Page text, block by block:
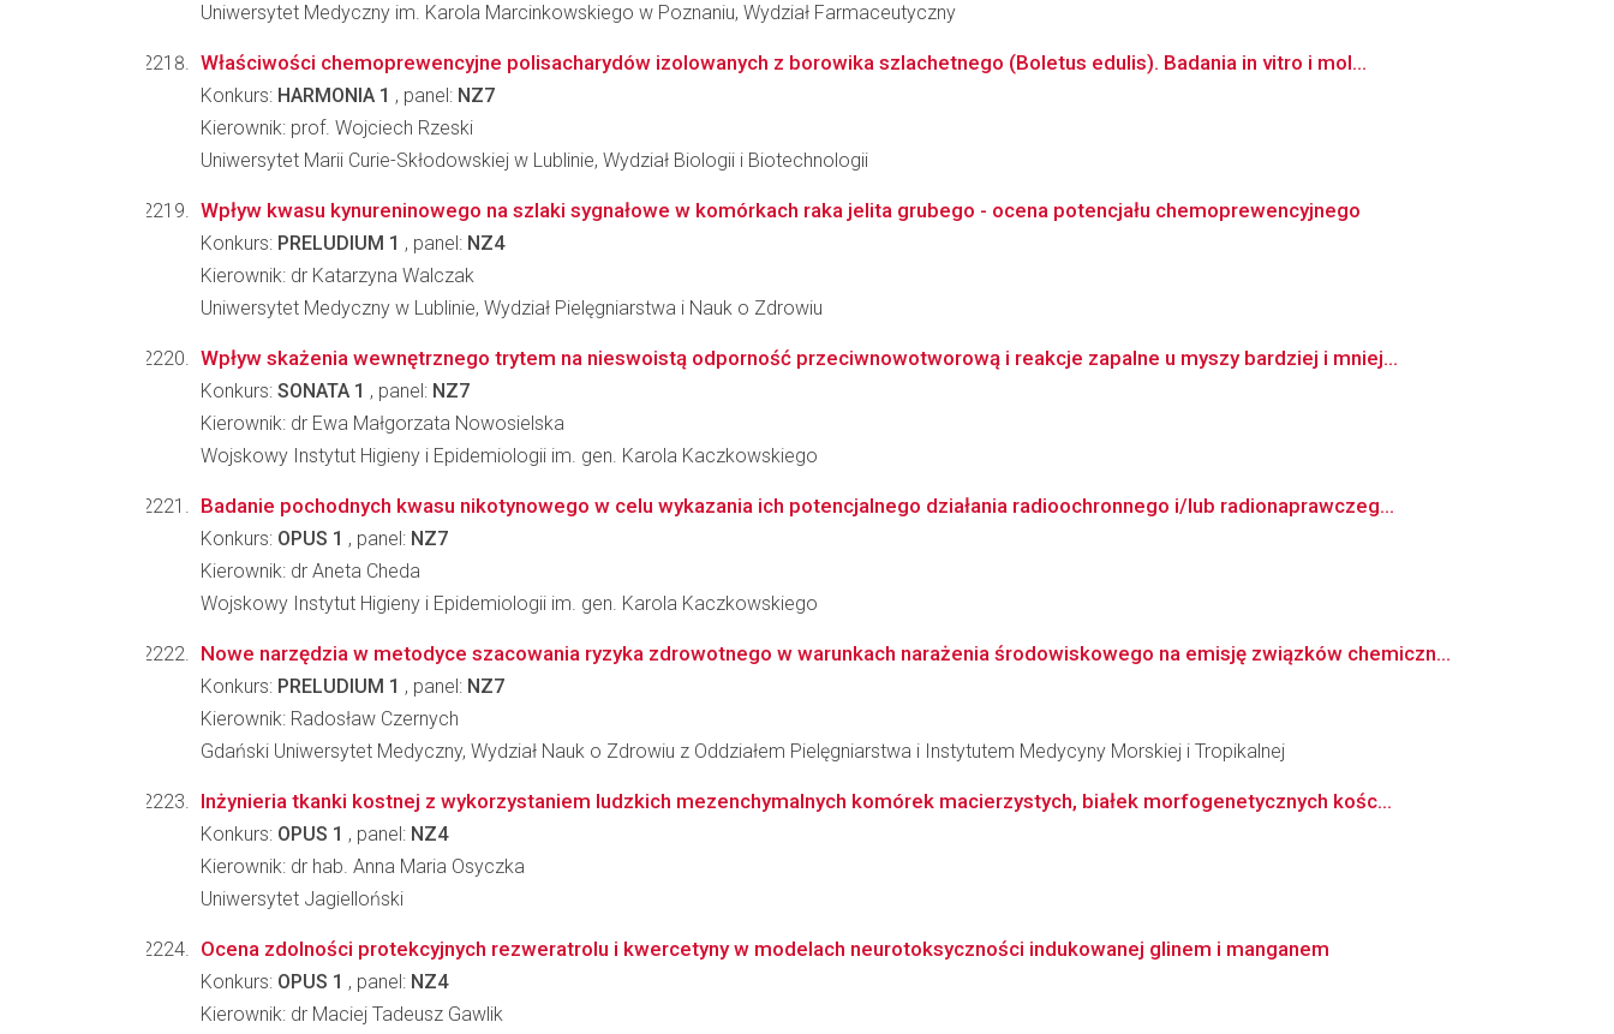
Uniwersytet Medyczny im. Karola Marcinkowskiego w Poznaniu, Wydział Farmaceutyczny
Właściwości chemoprewencyjne polisacharydów izolowanych z borowika szlachetnego (Boletus edulis). Badania in vitro i mol...
Konkurs: HARMONIA 1 , panel: NZ7
Kierownik: prof. Wojciech Rzeski
Uniwersytet Marii Curie-Skłodowskiej w Lublinie, Wydział Biologii i Biotechnologii
Wpływ kwasu kynureninowego na szlaki sygnałowe w komórkach raka jelita grubego - ocena potencjału chemoprewencyjnego
Konkurs: PRELUDIUM 1 , panel: NZ4
Kierownik: dr Katarzyna Walczak
Uniwersytet Medyczny w Lublinie, Wydział Pielęgniarstwa i Nauk o Zdrowiu
Wpływ skażenia wewnętrznego trytem na nieswoistą odporność przeciwnowotworową i reakcje zapalne u myszy bardziej i mniej...
Konkurs: SONATA 1 , panel: NZ7
Kierownik: dr Ewa Małgorzata Nowosielska
Wojskowy Instytut Higieny i Epidemiologii im. gen. Karola Kaczkowskiego
Badanie pochodnych kwasu nikotynowego w celu wykazania ich potencjalnego działania radioochronnego i/lub radionaprawczeg...
Konkurs: OPUS 1 , panel: NZ7
Kierownik: dr Aneta Cheda
Wojskowy Instytut Higieny i Epidemiologii im. gen. Karola Kaczkowskiego
Nowe narzędzia w metodyce szacowania ryzyka zdrowotnego w warunkach narażenia środowiskowego na emisję związków chemiczn...
Konkurs: PRELUDIUM 1 , panel: NZ7
Kierownik: Radosław Czernych
Gdański Uniwersytet Medyczny, Wydział Nauk o Zdrowiu z Oddziałem Pielęgniarstwa i Instytutem Medycyny Morskiej i Tropikalnej
Inżynieria tkanki kostnej z wykorzystaniem ludzkich mezenchymalnych komórek macierzystych, białek morfogenetycznych kośc...
Konkurs: OPUS 1 , panel: NZ4
Kierownik: dr hab. Anna Maria Osyczka
Uniwersytet Jagielloński
Ocena zdolności protekcyjnych rezweratrolu i kwercetyny w modelach neurotoksyczności indukowanej glinem i manganem
Konkurs: OPUS 1 , panel: NZ4
Kierownik: dr Maciej Tadeusz Gawlik